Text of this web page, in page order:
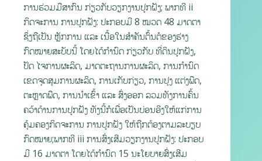
ການຮ່ວມມືສາກົນ ກ່ຽວກັບວຽກງານປູກຝັງ; ພາກທີ ii
ກິດຈະການ ການປູກຝັງ: ປະກອບມີ 8 ໝວດ 48 ມາດຕາ
ຊຶ່ງຖືເປັນ ຫຼັກການ ແລະ ເນື້ອໃນສຳຄັນຕົ້ນຕໍຂອງຮ່າງ
ກົດໝາຍສະບັບນີ້ ໂດຍໄດ້ກຳນົດ ກ່ຽວກັບ ທີ່ດິນປູກຝັງ,
ປັດ ໄຈການຜະລິດ, ມາດຕະຖານການຜະລິດ, ການກຳນົດ
ເຂດຈຸດສຸມການຜະລິດ, ການເກັບກ່ຽວ, ການປຸງ ແຕ່ງພືດ,
ຕະຫຼາດພືດ, ການນໍາເຂົ້າ ແລະ ສົ່ງອອກ ລວມທັງການຄົ້ນ
ຄວ້າດ້ານການປູກຝັງ ທັງນີ້ກໍເພື່ອເປັນບ່ອນອີງໃຫ້ແກ່ການ
ຄຸ້ມຄອງກິດຈະການ ການປູກຝັງ ໃຫ້ຖືກຕ້ອງຕາມລະບຽບ
ກົດໝາຍ;ພາກທີ iii ການສົ່ງເສີມວຽກງານປູກຝັງ: ປະກອບ
ມີ 16 ມາດຕາ ໂດຍໄດ້ກຳນົດ 15 ນະໂຍບາຍສົ່ງເສີມ